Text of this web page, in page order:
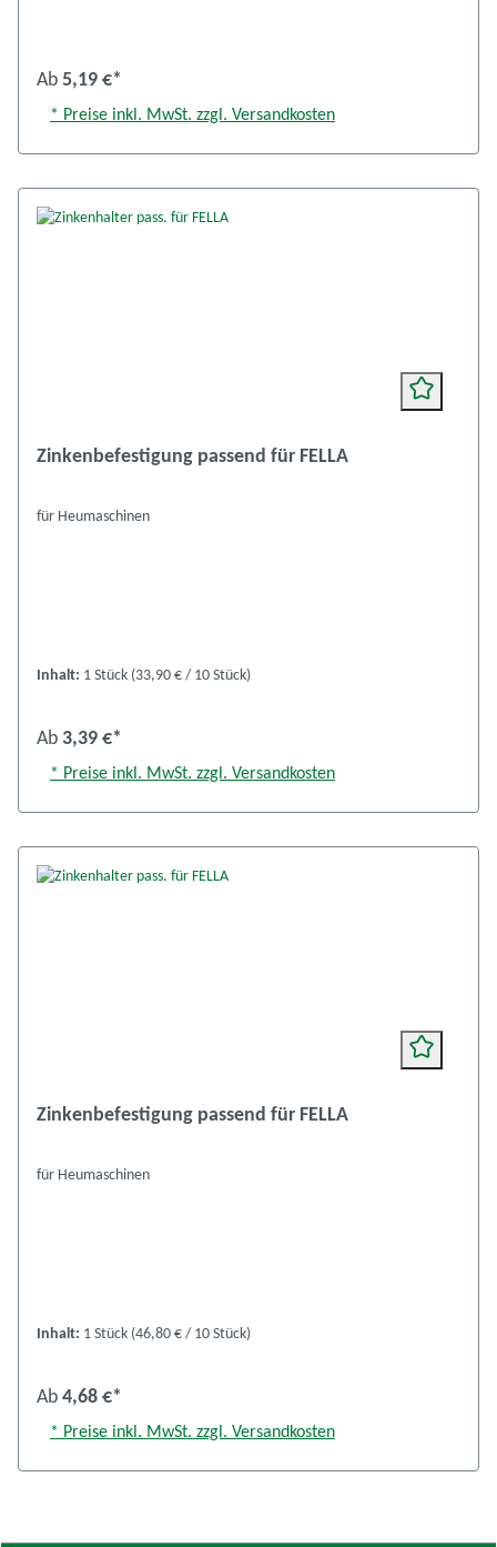
Ab 5,19 €*
* Preise inkl. MwSt. zzgl. Versandkosten
Zinkenbefestigung passend für FELLA
für Heumaschinen
Inhalt: 1 Stück (33,90 € / 10 Stück)
Ab 3,39 €*
* Preise inkl. MwSt. zzgl. Versandkosten
Zinkenbefestigung passend für FELLA
für Heumaschinen
Inhalt: 1 Stück (46,80 € / 10 Stück)
Ab 4,68 €*
* Preise inkl. MwSt. zzgl. Versandkosten